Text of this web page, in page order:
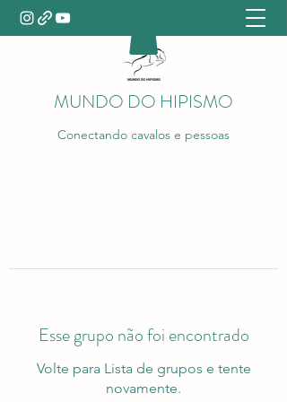
MUNDO DO HIPISMO
Conectando cavalos e pessoas
Esse grupo não foi encontrado
Volte para Lista de grupos e tente
novamente.